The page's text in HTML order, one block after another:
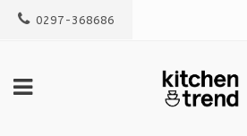
0297-368686